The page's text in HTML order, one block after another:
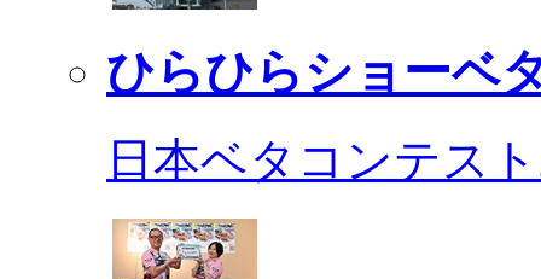
ひらひらショーベ
日本ベタコンテス